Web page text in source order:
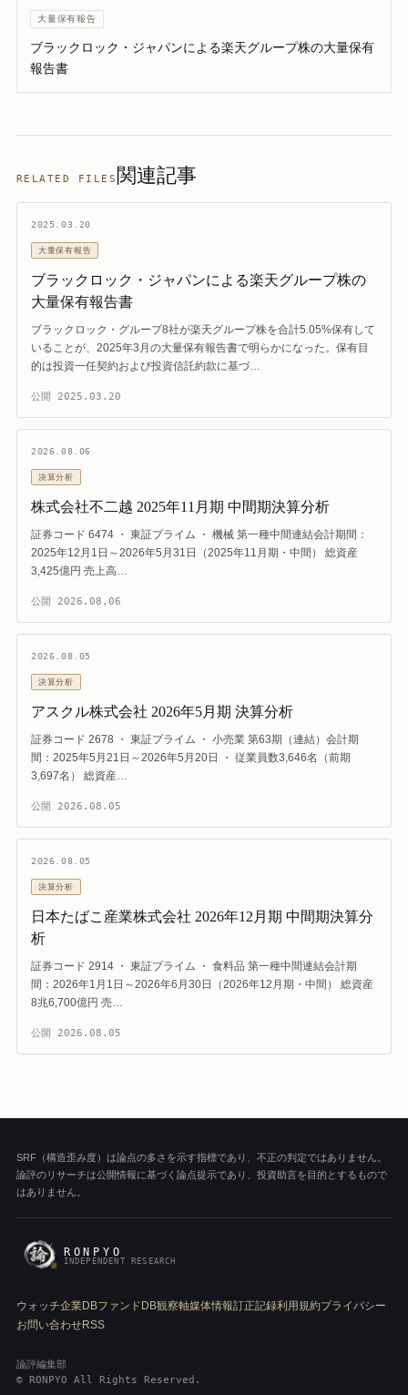
大量保有報告
ブラックロック・ジャパンによる楽天グループ株の大量保有
報告書
RELATED FILES 関連記事
2025.03.20
大量保有報告
ブラックロック・ジャパンによる楽天グループ株の
大量保有報告書
ブラックロック・グループ8社が楽天グループ株を合計5.05%保有して
いることが、2025年3月の大量保有報告書で明らかになった。保有目
的は投資一任契約および投資信託約款に基づ…
公開 2025.03.20
2026.08.06
決算分析
株式会社不二越 2025年11月期 中間期決算分析
証券コード 6474 ・ 東証プライム ・ 機械 第一種中間連結会計期間：
2025年12月1日～2026年5月31日（2025年11月期・中間） 総資産
3,425億円 売上高…
公開 2026.08.06
2026.08.05
決算分析
アスクル株式会社 2026年5月期 決算分析
証券コード 2678 ・ 東証プライム ・ 小売業 第63期（連結）会計期
間：2025年5月21日～2026年5月20日 ・ 従業員数3,646名（前期
3,697名） 総資産…
公開 2026.08.05
2026.08.05
決算分析
日本たばこ産業株式会社 2026年12月期 中間期決算分
析
証券コード 2914 ・ 東証プライム ・ 食料品 第一種中間連結会計期
間：2026年1月1日～2026年6月30日（2026年12月期・中間） 総資産
8兆6,700億円 売…
公開 2026.08.05
SRF（構造歪み度）は論点の多さを示す指標であり、不正の判定ではありません。
論評のリサーチは公開情報に基づく論点提示であり、投資助言を目的とするもので
はありません。
RONPYO
INDEPENDENT RESEARCH
ウォッチ企業DBファンドDB観察軸媒体情報訂正記録利用規約プライバシー
お問い合わせRSS
論評編集部
© RONPYO All Rights Reserved.